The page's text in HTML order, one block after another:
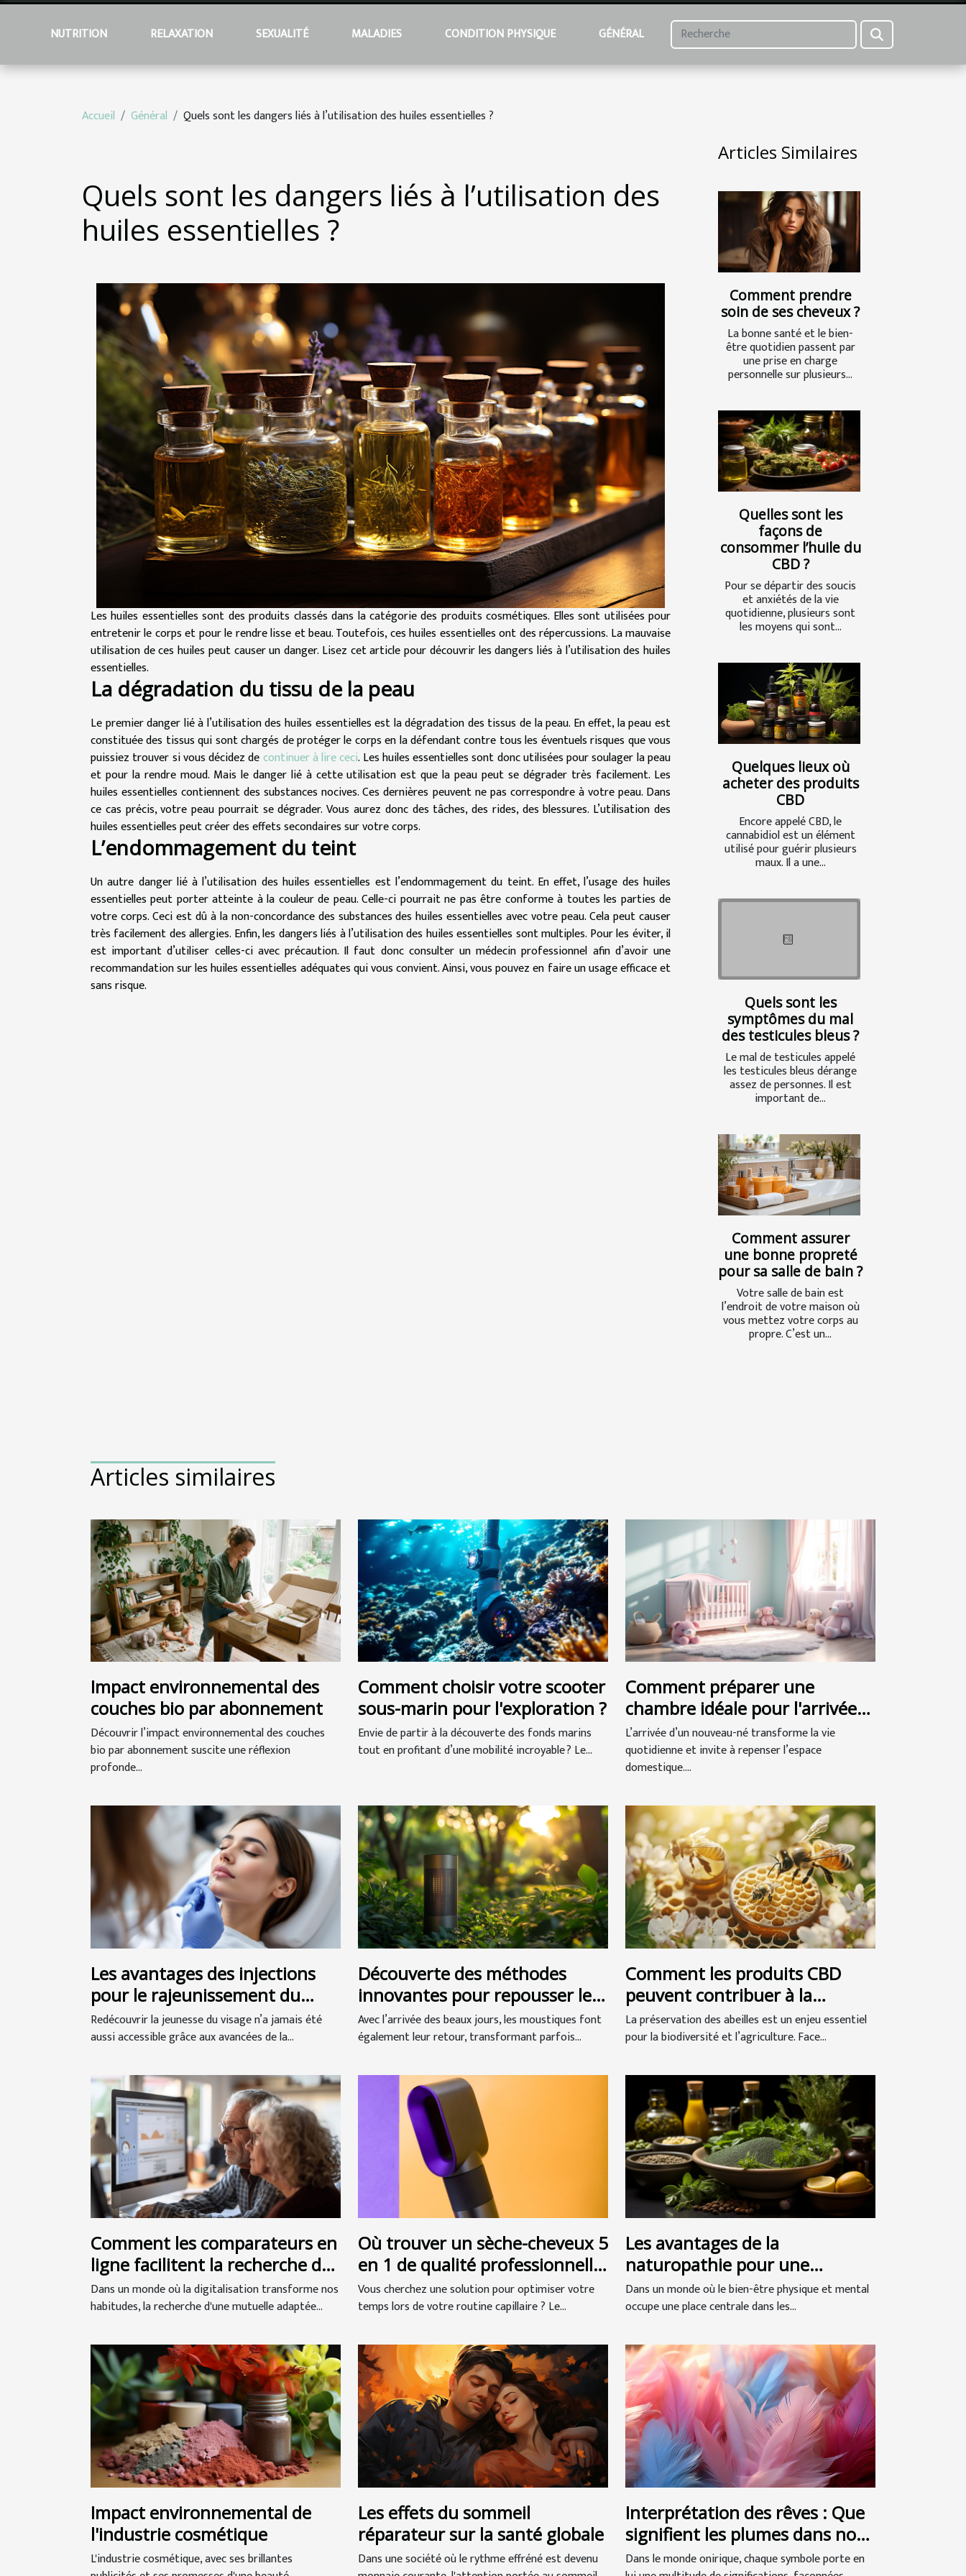
NUTRITION RELAXATION SEXUALITÉ MALADIES CONDITION PHYSIQUE GÉNÉRAL
Accueil Général Quels sont les dangers liés à l’utilisation des huiles essentielles ?
Quels sont les dangers liés à l’utilisation des
huiles essentielles ?
Les huiles essentielles sont des produits classés dans la catégorie des produits cosmétiques. Elles sont utilisées pour
entretenir le corps et pour le rendre lisse et beau. Toutefois, ces huiles essentielles ont des répercussions. La mauvaise
utilisation de ces huiles peut causer un danger. Lisez cet article pour découvrir les dangers liés à l’utilisation des huiles
essentielles.
La dégradation du tissu de la peau
Le premier danger lié à l’utilisation des huiles essentielles est la dégradation des tissus de la peau. En effet, la peau est
constituée des tissus qui sont chargés de protéger le corps en la défendant contre tous les éventuels risques que vous
puissiez trouver si vous décidez decontinuer à lire ceci. Les huiles essentielles sont donc utilisées pour soulager la peau
et pour la rendre moud. Mais le danger lié à cette utilisation est que la peau peut se dégrader très facilement. Les
huiles essentielles contiennent des substances nocives. Ces dernières peuvent ne pas correspondre à votre peau. Dans
ce cas précis, votre peau pourrait se dégrader. Vous aurez donc des tâches, des rides, des blessures. L’utilisation des
huiles essentielles peut créer des effets secondaires sur votre corps.
L’endommagement du teint
Un autre danger lié à l’utilisation des huiles essentielles est l’endommagement du teint. En effet, l’usage des huiles
essentielles peut porter atteinte à la couleur de peau. Celle-ci pourrait ne pas être conforme à toutes les parties de
votre corps. Ceci est dû à la non-concordance des substances des huiles essentielles avec votre peau. Cela peut causer
très facilement des allergies. Enfin, les dangers liés à l’utilisation des huiles essentielles sont multiples. Pour les éviter, il
est important d’utiliser celles-ci avec précaution. Il faut donc consulter un médecin professionnel afin d’avoir une
recommandation sur les huiles essentielles adéquates qui vous convient. Ainsi, vous pouvez en faire un usage efficace et
sans risque.
Articles Similaires
Comment prendre
soin de ses cheveux ?
La bonne santé et le bien-
être quotidien passent par
une prise en charge
personnelle sur plusieurs...
Quelles sont les
façons de
consommer l’huile du
CBD ?
Pour se départir des soucis
et anxiétés de la vie
quotidienne, plusieurs sont
les moyens qui sont...
Quelques lieux où
acheter des produits
CBD
Encore appelé CBD, le
cannabidiol est un élément
utilisé pour guérir plusieurs
maux. Il a une...
Quels sont les
symptômes du mal
des testicules bleus ?
Le mal de testicules appelé
les testicules bleus dérange
assez de personnes. Il est
important de...
Comment assurer
une bonne propreté
pour sa salle de bain ?
Votre salle de bain est
l’endroit de votre maison où
vous mettez votre corps au
propre. C’est un...
Articles similaires
Impact environnemental des
couches bio par abonnement
Découvrir l’impact environnemental des couches
bio par abonnement suscite une réflexion
profonde...
Comment choisir votre scooter
sous-marin pour l'exploration ?
Envie de partir à la découverte des fonds marins
tout en profitant d’une mobilité incroyable ? Le...
Comment préparer une
chambre idéale pour l'arrivée
de bébé ?
L’arrivée d’un nouveau-né transforme la vie
quotidienne et invite à repenser l’espace
domestique....
Les avantages des injections
pour le rajeunissement du
visage
Redécouvrir la jeunesse du visage n’a jamais été
aussi accessible grâce aux avancées de la...
Découverte des méthodes
innovantes pour repousser les
moustiques
Avec l’arrivée des beaux jours, les moustiques font
également leur retour, transformant parfois...
Comment les produits CBD
peuvent contribuer à la
préservation des abeilles ?
La préservation des abeilles est un enjeu essentiel
pour la biodiversité et l’agriculture. Face...
Comment les comparateurs en
ligne facilitent la recherche de
mutuelles seniors
Dans un monde où la digitalisation transforme nos
habitudes, la recherche d'une mutuelle adaptée...
Où trouver un sèche-cheveux 5
en 1 de qualité professionnelle
?
Vous cherchez une solution pour optimiser votre
temps lors de votre routine capillaire ? Le...
Les avantages de la
naturopathie pour une
meilleure santé globale
Dans un monde où le bien-être physique et mental
occupe une place centrale dans les...
Impact environnemental de
l'industrie cosmétique
L'industrie cosmétique, avec ses brillantes
Les effets du sommeil
réparateur sur la santé globale
Dans une société où le rythme effréné est devenu
Interprétation des rêves : Que
signifient les plumes dans nos
songes ?
Dans le monde onirique, chaque symbole porte en